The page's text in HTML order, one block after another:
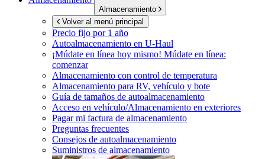
Almacenamiento
Volver al menú principal
Precio fijo por 1 año
Autoalmacenamiento en U-Haul
¡Múdate en línea hoy mismo! Múdate en línea:
comenzar
Almacenamiento con control de temperatura
Almacenamiento para RV, vehículo y bote
Guía de tamaños de autoalmacenamiento
Acceso en vehículo/Almacenamiento en exteriores
Pagar mi factura de almacenamiento
Preguntas frecuentes
Consejos de autoalmacenamiento
Suministros de almacenamiento